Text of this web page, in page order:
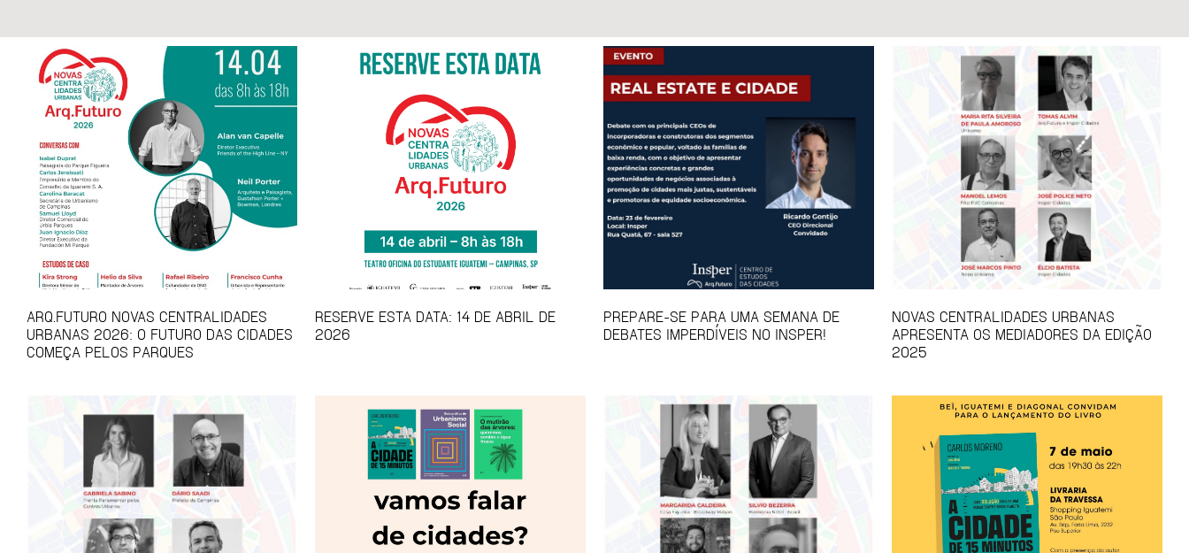
ARQ.FUTURO NOVAS CENTRALIDADES
URBANAS 2026: O FUTURO DAS CIDADES
COMEÇA PELOS PARQUES
RESERVE ESTA DATA: 14 DE ABRIL DE
2026
PREPARE-SE PARA UMA SEMANA DE
DEBATES IMPERDÍVEIS NO INSPER!
NOVAS CENTRALIDADES URBANAS
APRESENTA OS MEDIADORES DA EDIÇÃO
2025